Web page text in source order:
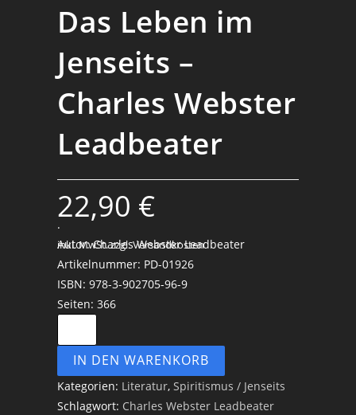
Das Leben im
Jenseits –
Charles Webster
Leadbeater
22,90 €
inkl. MwSt.zzgl. Versandkosten
.
Autor: Charles Webster Leadbeater
Artikelnummer: PD-01926
ISBN: 978-3-902705-96-9
Seiten: 366
Leben
Jenseits
-
IN DEN WARENKORB
Kategorien: Literatur,Spiritismus / Jenseits
Schlagwort: Charles Webster Leadbeater